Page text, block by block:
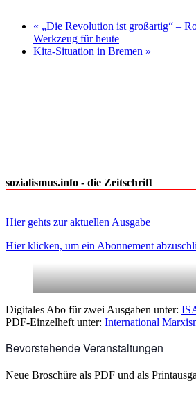
« „Die Revolution ist großartig“ –
Werkzeug für heute
Kita-Situation in Bremen »
sozialismus.info - die Zeitschrift
Hier gehts zur aktuellen Ausgabe
Hier klicken, um ein Abonnement
Digitales Abo für zwei Ausgaben unter:
PDF-Einzelheft unter: International
Bevorstehende Veranstaltungen
Neue Broschüre als PDF und als